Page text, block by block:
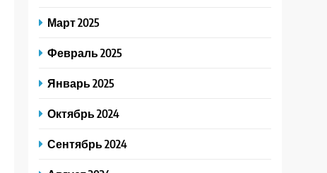
Март 2025
Февраль 2025
Январь 2025
Октябрь 2024
Сентябрь 2024